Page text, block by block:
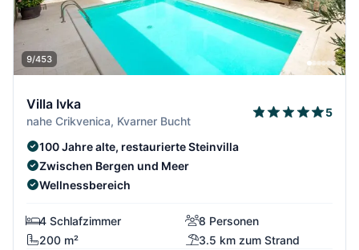
9/453
Villa Ivka
nahe Crikvenica, Kvarner Bucht
5
100 Jahre alte, restaurierte Steinvilla
Zwischen Bergen und Meer
Wellnessbereich
4 Schlafzimmer
8 Personen
200 m²
3.5 km zum Strand